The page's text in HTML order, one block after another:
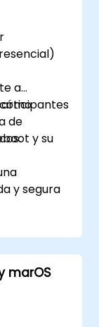
a
de
y su
y segura
marOS